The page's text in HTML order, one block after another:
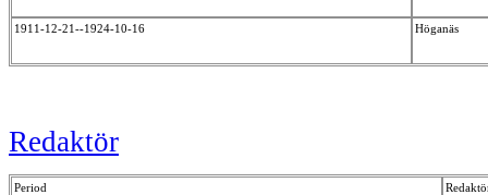
1911-12-21--1924-10-16 Höganäs
Redaktör
Period